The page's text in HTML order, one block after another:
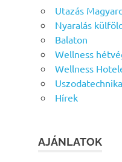
Utazás
Nyaralás
Balaton
Wellness
Wellness
Uszodatechnika
Hírek
AJÁNLATOK